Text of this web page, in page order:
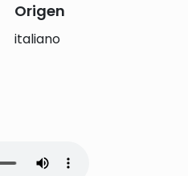
Origen
italiano